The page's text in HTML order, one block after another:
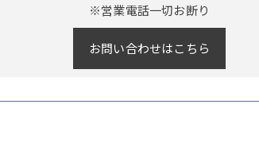
※営業電話一切お断り
お問い合わせはこちら